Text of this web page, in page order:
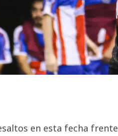
en esta fecha